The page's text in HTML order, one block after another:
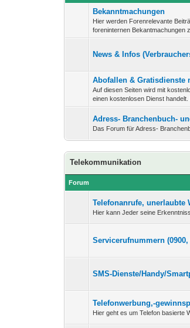
Bekanntmachungen
Hier werden Forenrelevante
foreninternen Bekantmachungen
News & Infos
Abofallen & Gratisdienste
Auf diesen Seiten wird mit
einen kostenlosen Dienst
Adress- Branchenbuch-
Das Forum für Adress-
Telekommunikation
Forum
Telefonanrufe, unerlaubte
Hier kann Jeder seine
Servicerufnummern (0900,
SMS-Dienste/Handy/
Telefonwerbung,-
Hier geht es um Telefon basierte